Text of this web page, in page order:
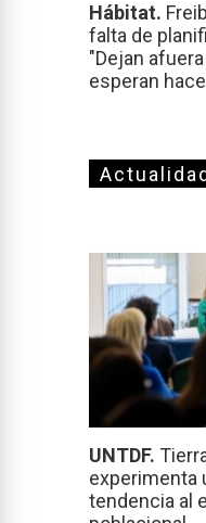
Hábitat.
falta de
"Dejan
esperan
Actualidad
UNTDF.
experimenta
tendencia al